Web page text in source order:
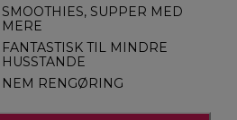
SMOOTHIES, SUPPER MED
MERE
FANTASTISK TIL MINDRE
HUSSTANDE
NEM RENGØRING